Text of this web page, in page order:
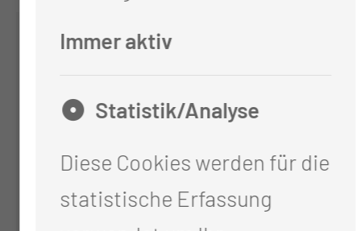
Ines Boschan
Immer aktiv
Statistik/Analyse
Diese Cookies werden für die
statistische Erfassung